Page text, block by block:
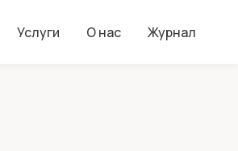
Услуги О нас Журнал